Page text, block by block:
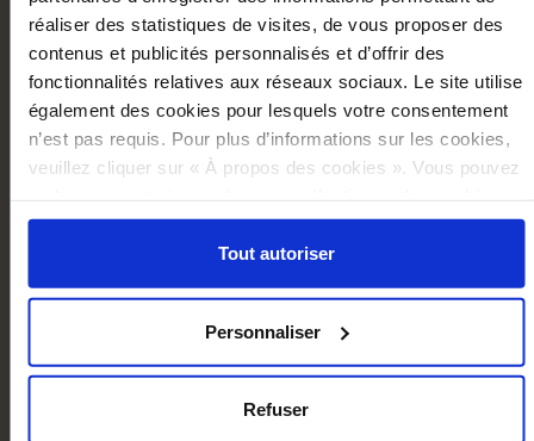
réaliser des statistiques de visites, de vous proposer des
contenus et publicités personnalisés et d’offrir des
fonctionnalités relatives aux réseaux sociaux. Le site utilise
également des cookies pour lesquels votre consentement
n’est pas requis. Pour plus d’informations sur les cookies,
veuillez cliquer sur « À propos des cookies ». Vous pouvez
selon les finalités via l'onglet « Détails ». À tout moment,
vous pouvez modifier votre choix en cliquant sur le lien
« Cookies » en bas des pages du site.
Tout autoriser
Personnaliser
Refuser
Add to cart